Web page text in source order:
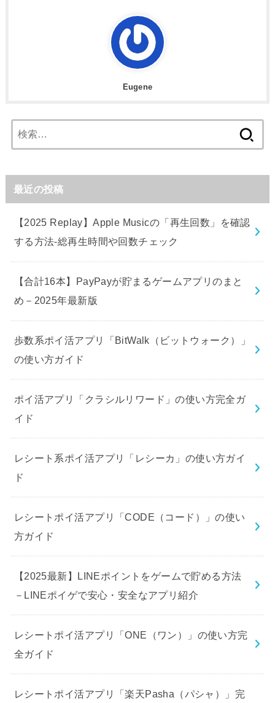
Eugene
索:
最近の投稿
【2025 Replay】Apple Musicの「再生回数」を確認
する方法-総再生時間や回数チェック
【合計16本】PayPayが貯まるゲームアプリのまと
め－2025年最新版
歩数系ポイ活アプリ「BitWalk（ビットウォーク）」
の使い方ガイド
ポイ活アプリ「クラシルリワード」の使い方完全ガ
イド
レシート系ポイ活アプリ「レシーカ」の使い方ガイ
ド
レシートポイ活アプリ「CODE（コード）」の使い
方ガイド
【2025最新】LINEポイントをゲームで貯める方法
－LINEポイゲで安心・安全なアプリ紹介
レシートポイ活アプリ「ONE（ワン）」の使い方完
全ガイド
レシートポイ活アプリ「楽天Pasha（パシャ）」完